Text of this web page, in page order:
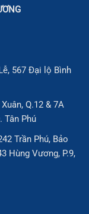
567 Đại lộ Bình
Q.12 & 7A
Tân Phú
Trần Phú, Bảo
Hùng Vương, P.9,